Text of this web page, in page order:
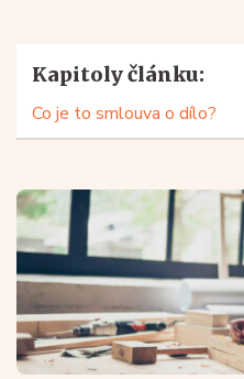
Kapitoly článku:
Co je to smlouva o dílo?